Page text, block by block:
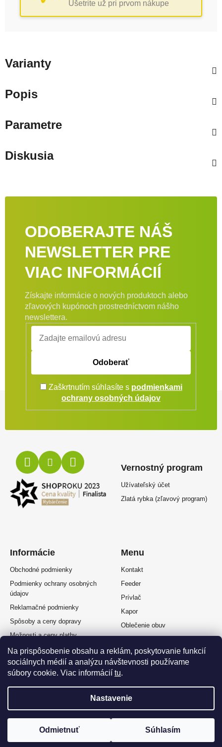
Na prispôsobenie obsahu a reklám, poskytovanie funkcií
sociálnych médií a analýzu návštevnosti používame
súbory cookie. Viac informácií tu.
Nastavenie
Odmietnuť Súhlasím
Ušetrite už pri prvom nákupe
Varianty
Popis
Parametre
Diskusia
ODOBERAJTE NÁŠ
NEWSLETTER PRE
VIAC INFORMÁCIÍ
Získajte informácie o nových produktoch alebo
zľavových kupónoch prostredníctvom nášho
newslettera.
Odoberať
Zaškrtnutím súhlasíte s podmienkami
ochrany osobných údajov
Informácie
Obchodné podmienky
Podmienky ochrany osobných
údajov
Reklamačné podmienky
Spôsoby a ceny dopravy
Možnosti a ceny platby
Splátkový predaj
Odstúpenie od zmluvy
Vernostný program
Užívateľský účet
Zlatá rybka (zľavový program)
Menu
Kontakt
Feeder
Prívlač
Kapor
Oblečenie obuv
Muškárina
Vytvoril Shoptet Premium
Copyright 2026OKFISH
. Všetky práva vyhradené.
Upraviť nastavenie cookies